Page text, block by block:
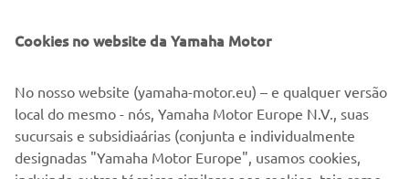
EMPRESA
PARA EMPRESAS
MAIS YAMAHA
Cookies no website da Yamaha Motor
No nosso website (yamaha-motor.eu) – e qualquer versão
local do mesmo - nós, Yamaha Motor Europe N.V., suas
sucursais e subsidiaárias (conjunta e individualmente
designadas "Yamaha Motor Europe", usamos cookies,